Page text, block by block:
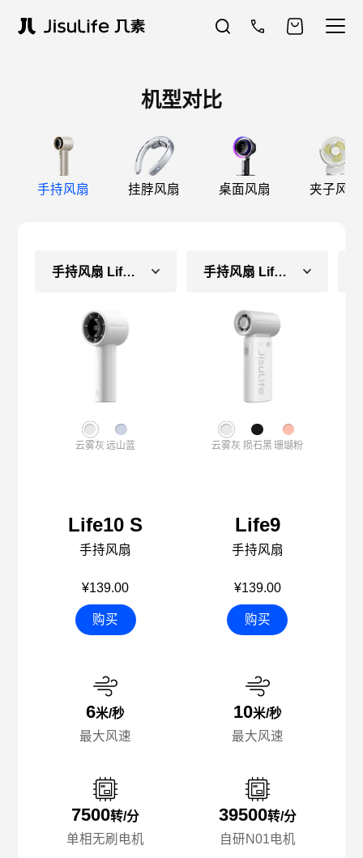
机型对比
手持风扇 挂脖风扇 桌面风扇 夹子风扇
手持风扇 Life10S
云雾灰 远山蓝
Life10 S
手持风扇
¥139.00
购买
6米/秒
最大风速
7500转/分
单相无刷电机
手持风扇 Life9（常规款）
云雾灰 陨石黑 珊瑚粉
Life9
手持风扇
¥139.00
购买
10米/秒
最大风速
39500转/分
自研N01电机